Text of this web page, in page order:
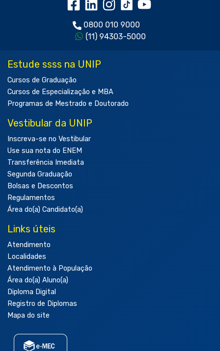
0800 010 9000
(11) 94303-5000
Estude ssss na UNIP
Cursos de Graduação
Cursos de Especialização e MBA
Programas de Mestrado e Doutorado
Vestibular da UNIP
Inscreva-se no Vestibular
Use sua nota do ENEM
Transferência Imediata
Segunda Graduação
Bolsas e Descontos
Regulamentos
Área do(a) Candidato(a)
Links úteis
Atendimento
Localidades
Atendimento à População
Área do(a) Aluno(a)
Diploma Digital
Registro de Diplomas
Mapa do site